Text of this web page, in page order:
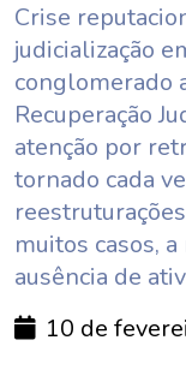
Crise
judicialização
conglomerado
Recuperação
atenção por
tornado cada
muitos casos,
ausência de
10 de